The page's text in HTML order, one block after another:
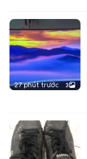
27 phút trước 3